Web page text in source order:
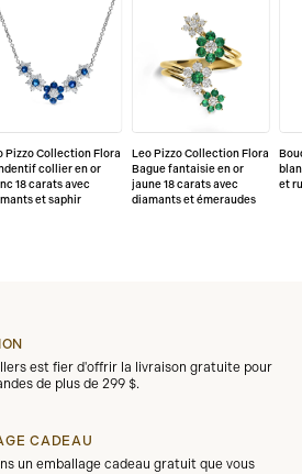
Pizzo Collection Flora
collier en or
18 carats avec
et saphir
Leo Pizzo Collection Flora
Bague fantaisie en or
jaune 18 carats avec
diamants et émeraudes
et
est fier d'offrir la livraison gratuite pour
de plus de 299 $.
CADEAU
un emballage cadeau gratuit que vous